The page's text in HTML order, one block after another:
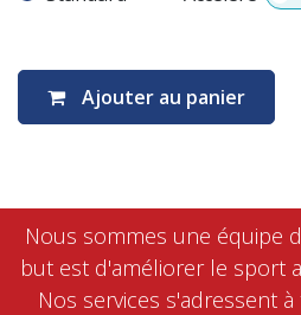
Ajouter au panier
Nous sommes une équipe
but est d'améliorer le sport
Nos services s'adressent